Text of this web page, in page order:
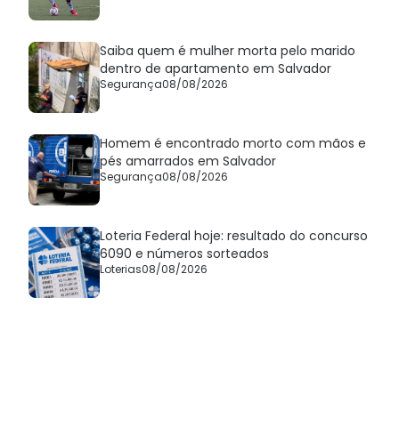
Saiba quem é mulher morta pelo marido
dentro de apartamento em Salvador
Segurança08/08/2026
Homem é encontrado morto com mãos e
pés amarrados em Salvador
Segurança08/08/2026
Loteria Federal hoje: resultado do concurso
6090 e números sorteados
Loterias08/08/2026